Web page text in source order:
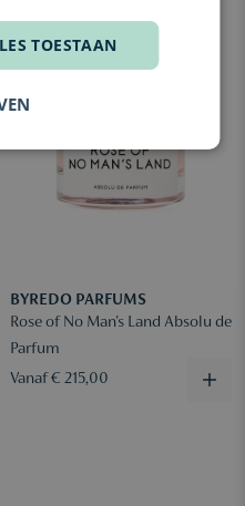
BYREDO PARFUMS
Rose of No Man's Land Absolu de
Parfum
Vanaf € 215,00
TOESTAAN